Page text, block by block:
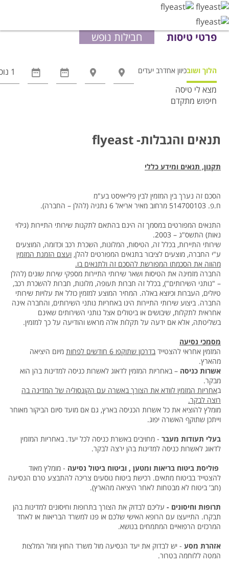
פרטי טיסות חבילות נופש
הלוך ושובכיוון אחדרב יעדים
מצא לי טיסה
חיפוש מתקדם
הנוספות
מוצגות
הכפתור
תנאים והגבלות- flyeast
תקנון, תנאים ומידע כללי
הסכם זה נערך בין המזמין לבין פלייאיסט בע"מ
ח.פ. 514700103 מרחוב מאיר אריאל 6 נתניה (להלן – החברה).
התנאים המפורטים במסמך זה הינם בהתאם לתקנות שירותי התיירות (גילוי
נאות) התשס"ג – 2003.
שירותי התיירות, בכלל זה, הטיסות, המלונות, השכרת רכב וכדומה, המוצעים
ע"י החברה, מוצעים לציבור בתנאים המפורטים להלן, ועצם הזמנת המזמין
מהווה את הסכמתו המפורשת להסכם זה ולתנאים בו.
החברה מזמינה את הטיסות ושאר שירותי התיירות מספקי שירות שונים (להלן
– "נותני השירותים"), בכלל זה חברות תעופה, מלונות, חברות להשכרת רכב,
טיולים, העברות וכיוצא באלה. המחיר המוצע למזמין כולל את עלויות שירותי
החברה. ביצוע שירותי התיירות הינו באחריות נותני השירותים, והחברה אינה
אחראית לתקלות, שיבושים או ביטולים אצל נותני השירותים שאינם
בשליטתה, אלא אם ידעה על תקלות אלה מראש והודיעה על כך למזמין.
מסמכי נסיעה
המזמין אחראי להצטייד בדרכון שתוקפו 6 חודשים לפחות
מיום היציאה
מהארץ.
אשרות כניסה – באחריות המזמין לדאוג לאשרות כניסה למדינות בהן הוא
מבקר.
באחריות המזמין לוודא את הצורך באשרה עם הקונסוליה של המדינה בה
רוצה לבקר.
מומלץ להוציא את כל אשרות הכניסה בארץ, גם אם מועד סיום הביקור מאוחר
וייתכן שתוקף האשרה יפוג.
בעלי תעודות מעבר - מחויבים באשרת כניסה לכל יעד. באחריות המזמין
לדאוג לאשרות כניסה למדינות בהן ירצה לבקר.
פוליסת ביטוח בריאות ומטען , וביטוח ביטול נסיעה - מומלץ מאוד
להצטייד בביטוח מתאים. רכישת ביטוח נוסעים צריכה להתבצע טרם הנסיעה
(חב' ביטוח לא מבטחות לאחר היציאה מהארץ).
תרופות וחיסונים - עליכם לבדוק את הצורך בתרופות וחיסונים למדינות בהן
תבקרו. התייעצו עם הרופא האישי שלכם או פנו למשרד הבריאות או לאחד
המרכזים הרפואיים המתמחים בנושא.
אזהרת מסע - יש לבדוק את יעד הנסיעה מול משרד החוץ ומול המלצות
המטה ללוחמה בטרור.